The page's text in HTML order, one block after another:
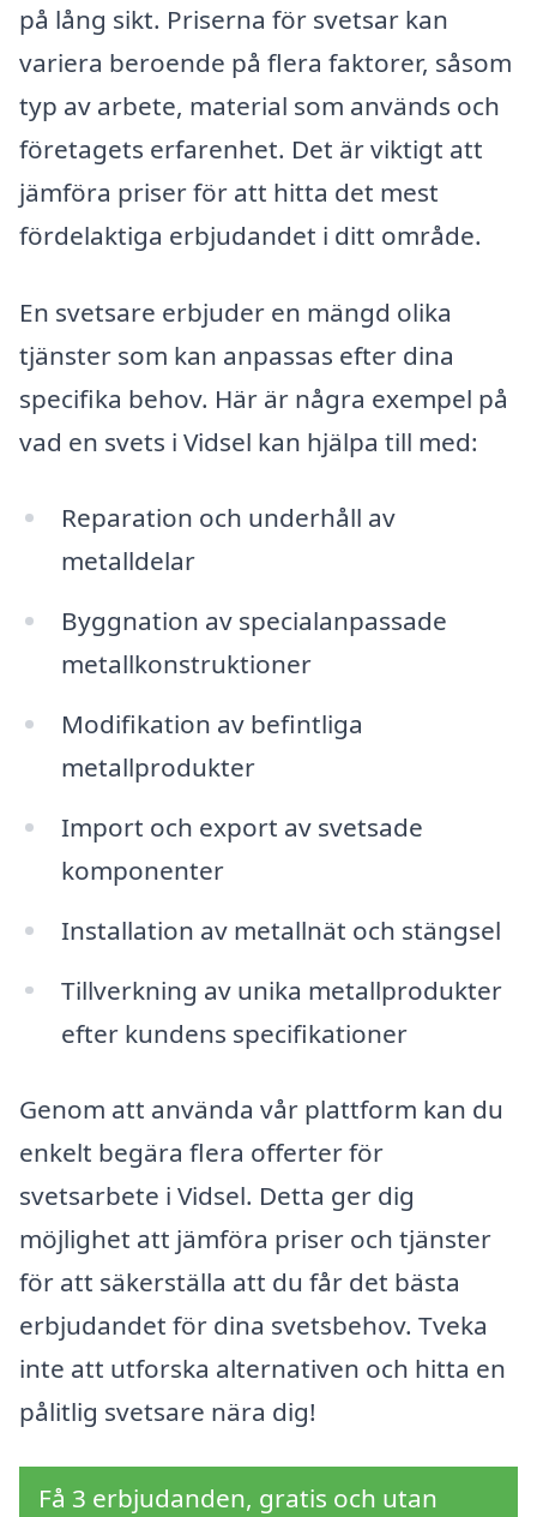
på lång sikt. Priserna för svetsar kan
variera beroende på flera faktorer, såsom
typ av arbete, material som används och
företagets erfarenhet. Det är viktigt att
jämföra priser för att hitta det mest
fördelaktiga erbjudandet i ditt område.
En svetsare erbjuder en mängd olika
tjänster som kan anpassas efter dina
specifika behov. Här är några exempel på
vad en svets i Vidsel kan hjälpa till med:
Reparation och underhåll av
metalldelar
Byggnation av specialanpassade
metallkonstruktioner
Modifikation av befintliga
metallprodukter
Import och export av svetsade
komponenter
Installation av metallnät och stängsel
Tillverkning av unika metallprodukter
efter kundens specifikationer
Genom att använda vår plattform kan du
enkelt begära flera offerter för
svetsarbete i Vidsel. Detta ger dig
möjlighet att jämföra priser och tjänster
för att säkerställa att du får det bästa
erbjudandet för dina svetsbehov. Tveka
inte att utforska alternativen och hitta en
pålitlig svetsare nära dig!
Få 3 erbjudanden, gratis och utan